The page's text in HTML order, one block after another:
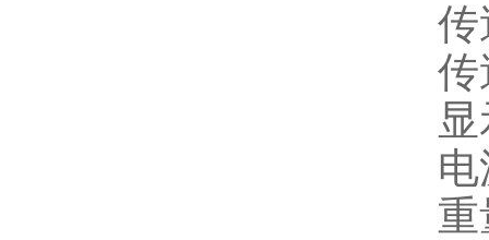
传
传